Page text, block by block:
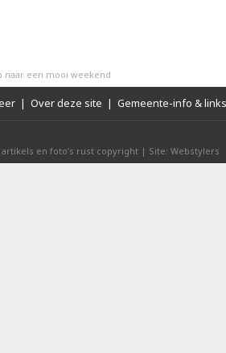
naar een mooi weekend
| Over deze site | Gemeente-info & links
artikels en foto’s rust copyright | Site: Webstylers